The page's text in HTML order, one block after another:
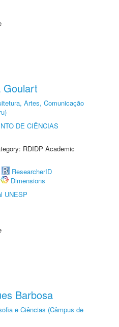
Goulart
Artes, Comunicação
DE CIÊNCIAS
RDIDP Academic
ResearcherID
Dimensions
UNESP
Barbosa
e Ciências (Câmpus de